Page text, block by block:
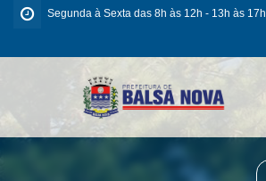
Segunda à Sexta das 8h às 12h - 13h às 17h